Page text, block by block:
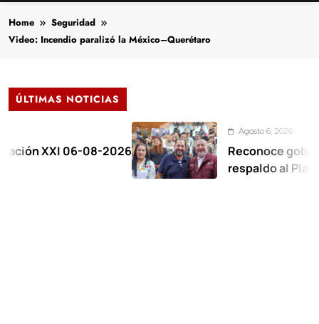
Home
Seguridad
Video: Incendio paralizó la México–Querétaro
ÚLTIMAS NOTICIAS
06-08-2026
Agosto 6, 2026
Reconoce gobernadora
respaldo al Plan de la